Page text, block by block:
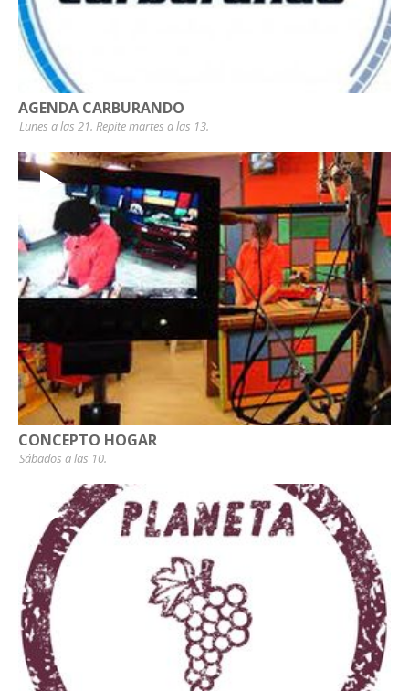
AGENDA CARBURANDO
Lunes a las 21. Repite martes a las 13.
CONCEPTO HOGAR
Sábados a las 10.